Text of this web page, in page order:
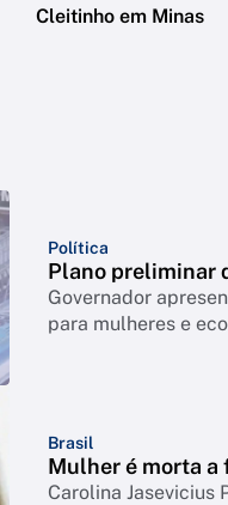
Cleitinho em Minas
Política
Plano preliminar
Governador
para mulheres e
Brasil
Mulher é morta a
Carolina Jasevicius